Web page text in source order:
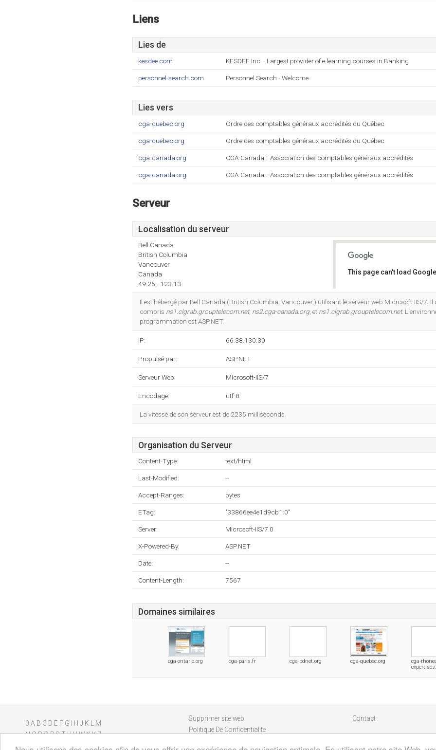
Liens
Lies de
kesdee.com KESDEE Inc. - Largest provider of e-learning courses in Banking
personnel-search.com Personnel Search - Welcome
Lies vers
cga-quebec.org Ordre des comptables généraux accrédités du Québec
cga-quebec.org Ordre des comptables généraux accrédités du Québec
cga-canada.org CGA-Canada :: Association des comptables généraux accrédités
cga-canada.org CGA-Canada :: Association des comptables généraux accrédités
Serveur
Localisation du serveur
Bell Canada
British Columbia
Vancouver
Canada
49.25, -123.13
This page can't load
Il est hébergé par Bell Canada (British Columbia, Vancouver,) utilisant le serveur web Microsoft-IIS/7. Il
compris ns1.clgrab.grouptelecom.net, ns2.cga-canada.org , et ns1.clgrab.grouptelecom.net.
programmation est ASP.NET.
IP: 66.38.130.30
Propulsé par: ASP.NET
Serveur Web: Microsoft-IIS/7
Encodage: utf-8
La vitesse de son serveur est de 2235 milliseconds.
Organisation du Serveur
Content-Type: text/html
Last-Modified: --
Accept-Ranges: bytes
ETag: "33866ee4e1d9cb1:0"
Server: Microsoft-IIS/7.0
X-Powered-By: ASP.NET
Date: --
Content-Length: 7567
Domaines similaires
cga-ontario.org cga-paris.fr cga-pdnet.org cga-quebec.org
cga-
0 A B C D E F G H J K
M
NOPQRSTUVWXYZ
Supprimer site web
Politique De Confidentialite
Contact